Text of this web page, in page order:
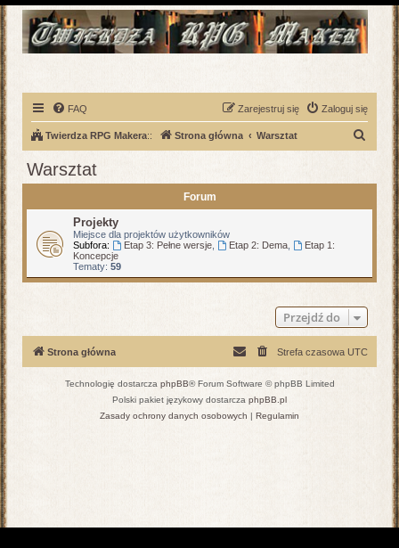
FAQ Zaloguj się
Zarejestruj się
Twierdza RPG Makera:: Strona główna Warsztat
Warsztat
Forum
Projekty
Miejsce dla projektów użytkowników
Subfora:
Etap 3: Pełne wersje, Etap 2: Dema,
Etap 1:
Koncepcje
Tematy: 59
Przejdź do
Strona główna Strefa czasowa UTC
Technologię dostarcza phpBB® Forum Software © phpBB Limited
Polski pakiet językowy dostarcza phpBB.pl
Zasady ochrony danych osobowych | Regulamin